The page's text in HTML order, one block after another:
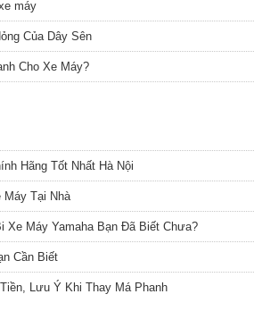
máy
Của Dây Sên
Cho Xe Máy?
Hãng Tốt Nhất Hà Nội
Máy Tại Nhà
Xe Máy Yamaha Bạn Đã Biết Chưa?
Cần Biết
Lưu Ý Khi Thay Má Phanh